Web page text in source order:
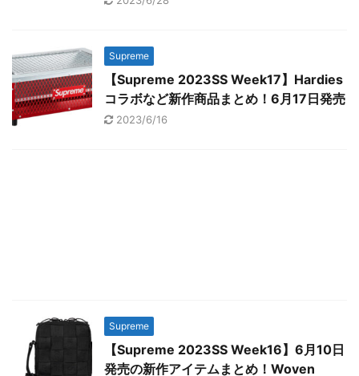
Supreme
【Supreme 2023SS Week17】Hardies
コラボなど新作商品まとめ！6月17日発売
2023/6/16
Supreme
【Supreme 2023SS Week16】6月10日
発売の新作アイテムまとめ！Woven